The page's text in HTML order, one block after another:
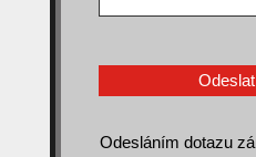
Odesláním dotazu